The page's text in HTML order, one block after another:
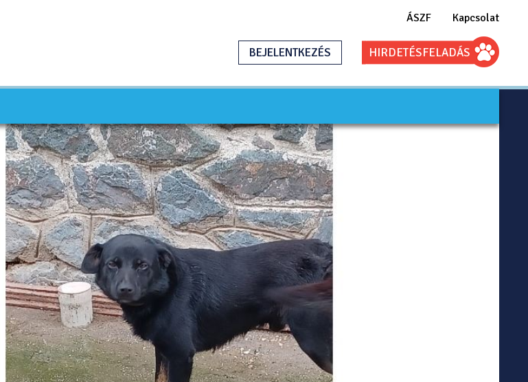
ÁSZF Kapcsolat
BEJELENTKEZÉS HIRDETÉSFELADÁS